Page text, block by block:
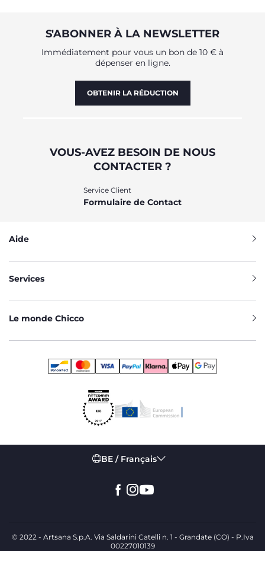
S'ABONNER À LA NEWSLETTER
Immédiatement pour vous un bon de 10 € à
dépenser en ligne.
OBTENIR LA RÉDUCTION
VOUS-AVEZ BESOIN DE NOUS
CONTACTER ?
Service Client
Formulaire de Contact
Aide
Services
Le monde Chicco
BE / Français
© 2022 - Artsana S.p.A. Via Saldarini Catelli n. 1 - Grandate (CO) - P.Iva
00227010139